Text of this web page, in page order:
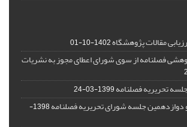
مقالات پژوهشگاه1402-10-01
فصلنامه از سوی شورای اعطای مجوز به نشریات
تحریریه فصلنامه1399-03-24
دوازدهمین جلسه شورای تحریریه فصلنامه
1398-